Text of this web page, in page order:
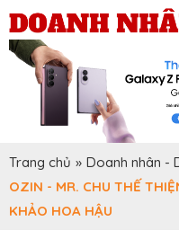
Trang chủ » Doanh nhân -
OZIN - MR. CHU THẾ
KHẢO HOA HẬU